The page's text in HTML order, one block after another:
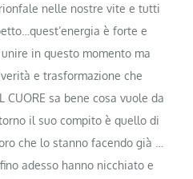
nelle nostre vite e tutti
è forte e
in questo momento ma
e trasformazione che
sa bene cosa vuole da
il suo compito è quello di
che lo stanno facendo già …
adesso hanno nicchiato e